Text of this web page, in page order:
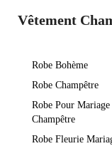
Vêtement
Robe Bohème
Robe Champêtre
Robe Pour Mariage
Champêtre
Robe Fleurie